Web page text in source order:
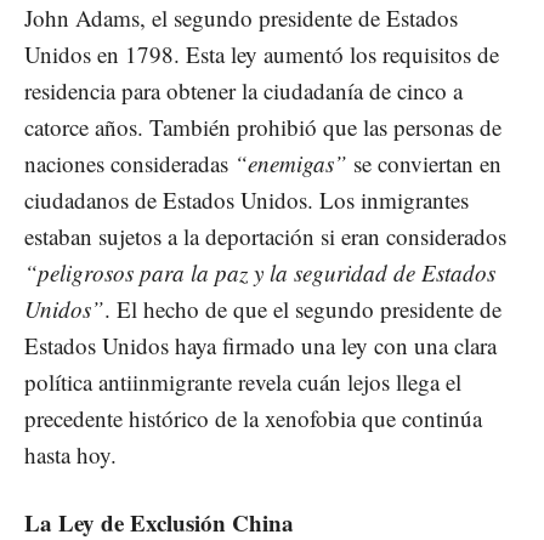
John Adams, el segundo presidente de Estados
Unidos en 1798. Esta ley aumentó los requisitos de
residencia para obtener la ciudadanía de cinco a
catorce años. También prohibió que las personas de
naciones consideradas “enemigas” se conviertan en
ciudadanos de Estados Unidos. Los inmigrantes
estaban sujetos a la deportación si eran considerados
“peligrosos para la paz y la seguridad de Estados
Unidos”. El hecho de que el segundo presidente de
Estados Unidos haya firmado una ley con una clara
política antiinmigrante revela cuán lejos llega el
precedente histórico de la xenofobia que continúa
hasta hoy.
La Ley de Exclusión China